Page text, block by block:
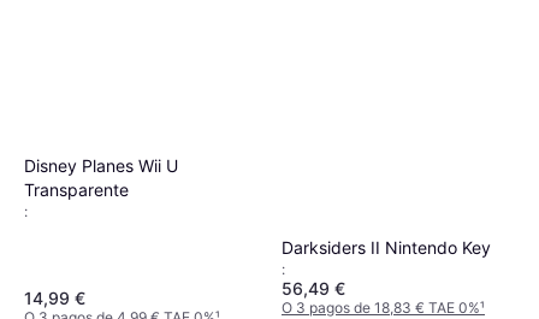
Disney Planes Wii U
Transparente
:
14,99 €
Darksiders II Nintendo Key
:
56,49 €
O 3 pagos de 18,83 € TAE 0%¹